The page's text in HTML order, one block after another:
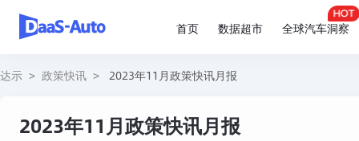
首页 数据超市 全球汽车洞察
达示 > 政策快讯 > 2023年11月政策快讯月报
2023年11月政策快讯月报